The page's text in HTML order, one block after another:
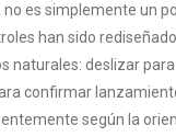
es simplemente un
han sido
naturales: deslizar
confirmar
según la